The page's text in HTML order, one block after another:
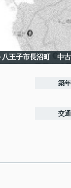
八王子市長沼町 中
築年
交通